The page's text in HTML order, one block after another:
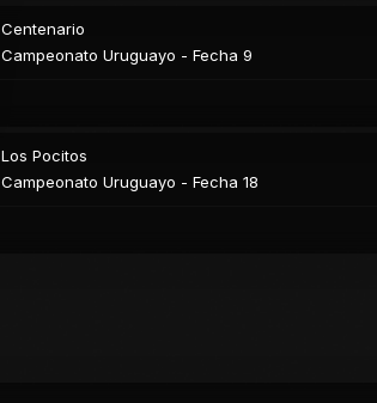
Centenario
Campeonato Uruguayo - Fecha 9
Los Pocitos
Campeonato Uruguayo - Fecha 18